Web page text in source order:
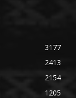
3177
2413
2154
1205